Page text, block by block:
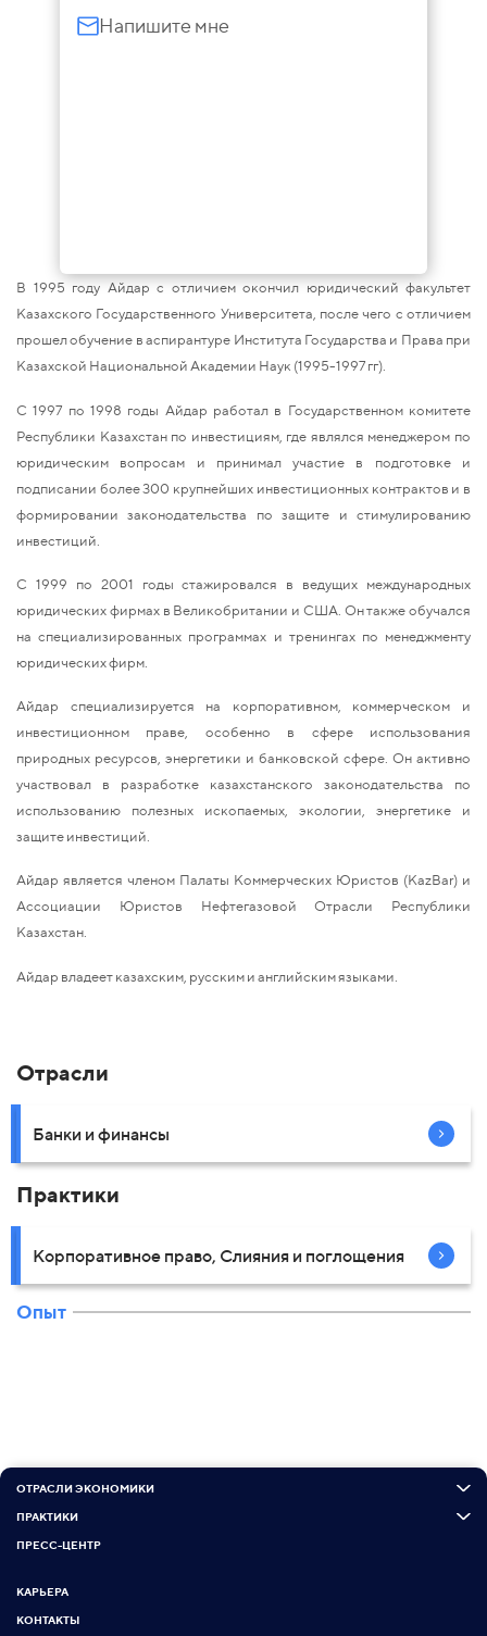
Напишите мне
В 1995 году Айдар с отличием окончил юридический факультет
Казахского Государственного Университета, после чего с отличием
прошел обучение в аспирантуре Института Государства и Права при
Казахской Национальной Академии Наук (1995-1997 гг).
С 1997 по 1998 годы Айдар работал в Государственном комитете
Республики Казахстан по инвестициям, где являлся менеджером по
юридическим вопросам и принимал участие в подготовке и
подписании более 300 крупнейших инвестиционных контрактов и в
формировании законодательства по защите и стимулированию
инвестиций.
С 1999 по 2001 годы стажировался в ведущих международных
юридических фирмах в Великобритании и США. Он также обучался
на специализированных программах и тренингах по менеджменту
юридических фирм.
Айдар специализируется на корпоративном, коммерческом и
инвестиционном праве, особенно в сфере использования
природных ресурсов, энергетики и банковской сфере. Он активно
участвовал в разработке казахстанского законодательства по
использованию полезных ископаемых, экологии, энергетике и
защите инвестиций.
Айдар является членом Палаты Коммерческих Юристов (KazBar) и
Ассоциации Юристов Нефтегазовой Отрасли Республики
Казахстан.
Айдар владеет казахским, русским и английским языками.
Отрасли
Банки и финансы
Практики
Корпоративное право, Слияния и поглощения
Опыт
ОТРАСЛИ ЭКОНОМИКИ
ПРАКТИКИ
ПРЕСС-ЦЕНТР
КАРЬЕРА
КОНТАКТЫ